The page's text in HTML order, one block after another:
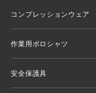
コンプレッションウェア
作業用ポロシャツ
安全保護具